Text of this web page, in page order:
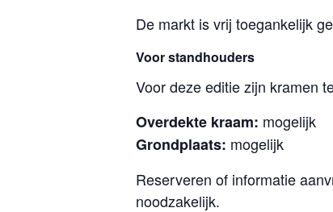
De markt is vrij toegankelijk
Voor standhouders
Voor deze editie zijn kramen
Overdekte kraam: mogelijk
Grondplaats: mogelijk
Reserveren of informatie
noodzakelijk.